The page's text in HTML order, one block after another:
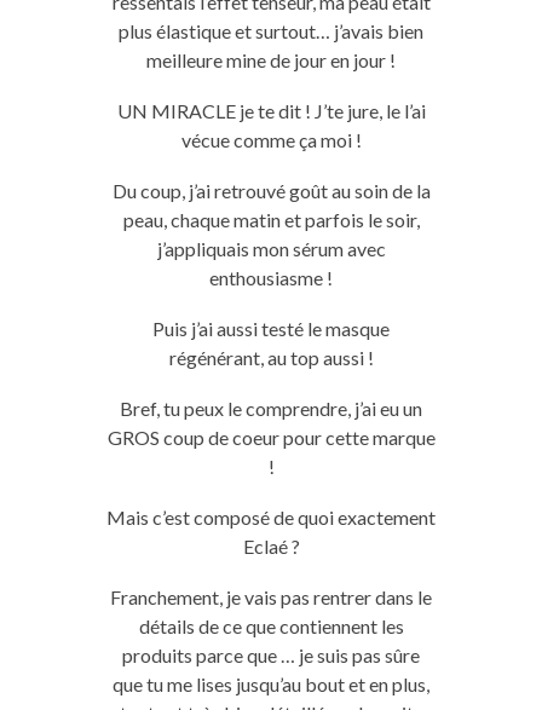
plus élastique et surtout… j’avais bien
meilleure mine de jour en jour !
UN MIRACLE je te dit ! J’te jure, le l’ai
vécue comme ça moi !
Du coup, j’ai retrouvé goût au soin de la
peau, chaque matin et parfois le soir,
j’appliquais mon sérum avec
enthousiasme !
Puis j’ai aussi testé le masque
régénérant, au top aussi !
Bref, tu peux le comprendre, j’ai eu un
GROS coup de coeur pour cette marque
!
Mais c’est composé de quoi exactement
Eclaé ?
Franchement, je vais pas rentrer dans le
détails de ce que contiennent les
produits parce que … je suis pas sûre
que tu me lises jusqu’au bout et en plus,